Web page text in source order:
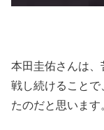
本田圭佑さんは
戦し続けることで
たのだと思います